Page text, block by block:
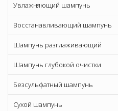
Увлажняющий шампунь
Восстанавливающий шампунь
Шампунь разглаживающий
Шампунь глубокой очистки
Безсульфатный шампунь
Сухой шампунь